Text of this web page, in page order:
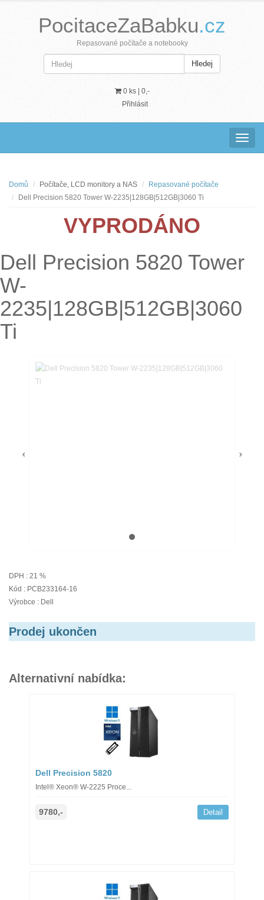
PocitaceZaBabku.cz
Repasované počítače a notebooky
Hledej
0 ks | 0,-
Přihlásit
Domů Počítače, LCD monitory a NAS
Repasované počítače
Dell Precision 5820 Tower W-2235|128GB|512GB|3060 Ti
VYPRODÁNO
Dell Precision 5820 Tower
W-
2235|128GB|512GB|3060
Ti
DPH : 21 %
Kód : PCB233164-16
Výrobce : Dell
Prodej ukončen
Alternativní nabídka:
Dell Precision 5820
Intel® Xeon® W-2225 Proce...
9780,- Detail